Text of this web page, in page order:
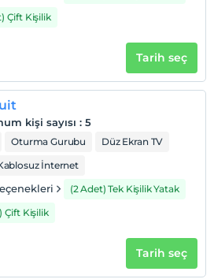
Çift Kişilik
Tarih seç
kişi sayısı : 5
Oturma Gurubu
Düz Ekran TV
İnternet
(2 Adet) Tek Kişilik Yatak
Çift Kişilik
Tarih seç